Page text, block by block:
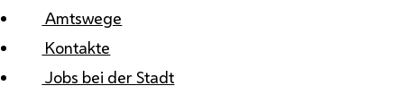
Amtswege
Kontakte
Jobs bei der Stadt